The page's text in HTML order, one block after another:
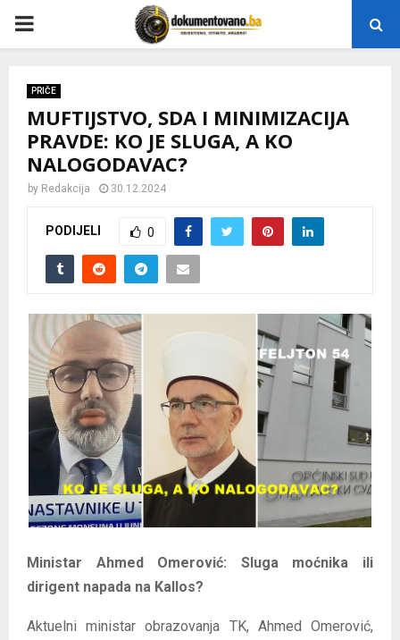
P
M
M
U
PRIČE
MUFTIJSTVO, SDA I MINIMIZACIJA
PRAVDE: KO JE SLUGA, A KO
NALOGODAVAC?
by Redakcija 30.12.2024
PODIJELI 0
Ministar Ahmed Omerović: Sluga moćnika ili
dirigent napada na Kallos?
Aktuelni ministar obrazovanja TK, Ahmed Omerović,